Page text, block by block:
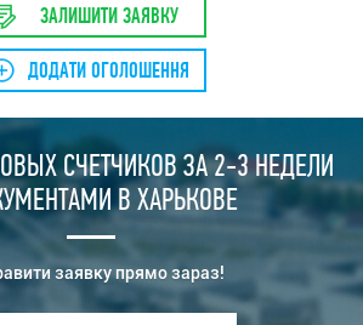
ЗАЛИШИТИ ЗАЯВКУ
ДОДАТИ ОГОЛОШЕННЯ
СЧЕТЧИКОВ ЗА 2-3 НЕДЕЛИ
В ХАРЬКОВЕ
заявку прямо зараз!